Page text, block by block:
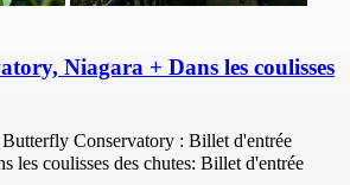
Niagara + Dans les coulisses
Conservatory : Billet d'entrée
les coulisses des chutes: Billet d'entrée